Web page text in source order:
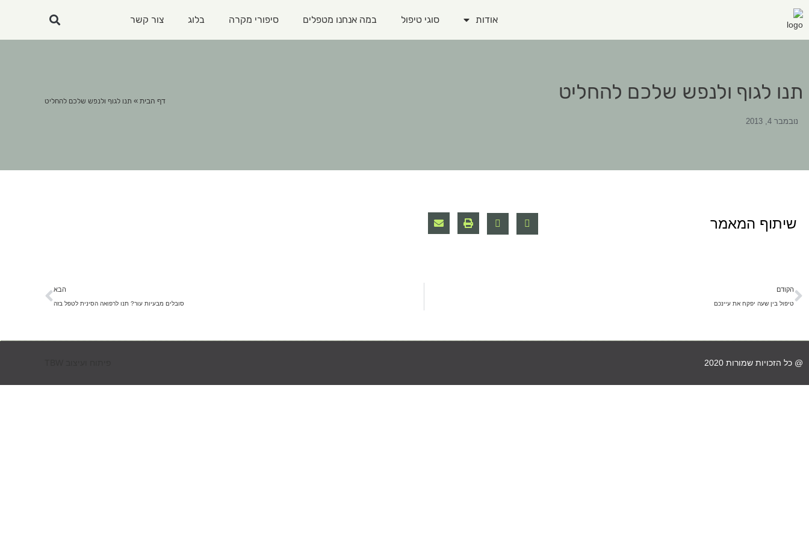
אודות סוגי טיפול במה אנחנו מטפלים סיפורי מקרה בלוג צור קשר
תנו לגוף ולנפש שלכם להחליט
נובמבר 4, 2013
דף הבית » תנו לגוף ולנפש שלכם להחליט
שיתוף המאמר
הקודם
טיפול בין שעה יפקח את עיינכם
הבא
סובלים מבעיות עור? תנו לרפואה הסינית לטפל בזה
@ כל הזכויות שמורות 2020